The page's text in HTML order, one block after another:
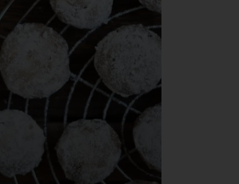
VERSTECKTES GEMÜSE
PIZZA, PASTA & REIS